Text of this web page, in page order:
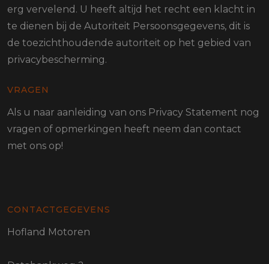
erg vervelend. U heeft altijd het recht een klacht in
te dienen bij de Autoriteit Persoonsgegevens, dit is
de toezichthoudende autoriteit op het gebied van
privacybescherming.
VRAGEN
Als u naar aanleiding van ons Privacy Statement nog
vragen of opmerkingen heeft neem dan contact
met ons op!
CONTACTGEGEVENS
Hofland Motoren